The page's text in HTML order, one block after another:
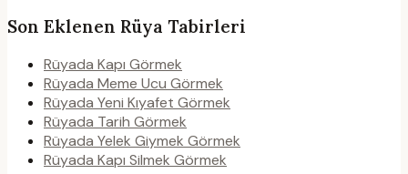
Son Eklenen Rüya Tabirleri
Rüyada Kapı Görmek
Rüyada Meme Ucu Görmek
Rüyada Yeni Kıyafet Görmek
Rüyada Tarih Görmek
Rüyada Yelek Giymek Görmek
Rüyada Kapı Silmek Görmek